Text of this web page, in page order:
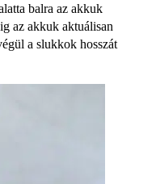
balra az akkuk
az akkuk aktuálisan
a slukkok hosszát